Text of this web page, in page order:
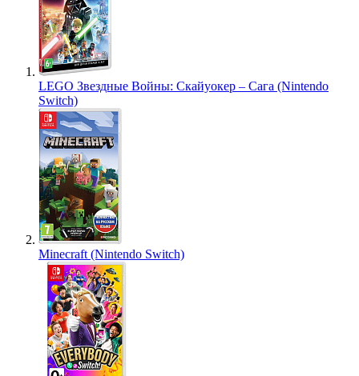
LEGO Звездные Войны: Скайуокер – Сага (Nintendo
Switch)
Minecraft (Nintendo Switch)